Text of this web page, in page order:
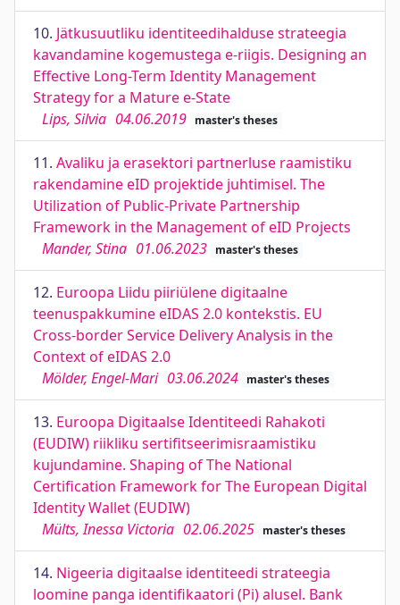
10. Jätkusuutliku identiteedihalduse strateegia
kavandamine kogemustega e-riigis. Designing an
Effective Long-Term Identity Management
Strategy for a Mature e-State
Lips, Silvia 04.06.2019 master's theses
11. Avaliku ja erasektori partnerluse raamistiku
rakendamine eID projektide juhtimisel. The
Utilization of Public-Private Partnership
Framework in the Management of eID Projects
Mander, Stina 01.06.2023 master's theses
12. Euroopa Liidu piiriülene digitaalne
teenuspakkumine eIDAS 2.0 kontekstis. EU
Cross-border Service Delivery Analysis in the
Context of eIDAS 2.0
Mölder, Engel-Mari 03.06.2024 master's theses
13. Euroopa Digitaalse Identiteedi Rahakoti
(EUDIW) riikliku sertifitseerimisraamistiku
kujundamine. Shaping of The National
Certification Framework for The European Digital
Identity Wallet (EUDIW)
Mülts, Inessa Victoria 02.06.2025 master's theses
14. Nigeeria digitaalse identiteedi strateegia
loomine panga identifikaatori (Pi) alusel. Bank